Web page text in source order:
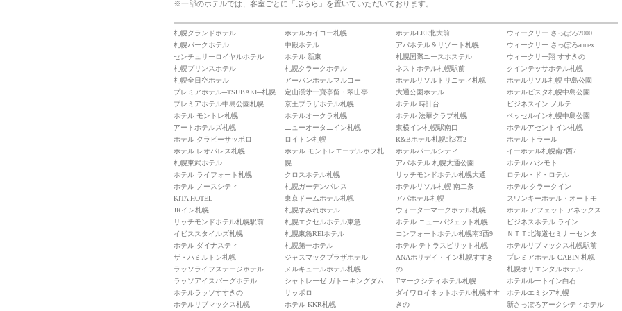
※一部のホテルでは、客室ごとに「ぶらら」を置いていただいております。
札幌グランドホテル
札幌パークホテル
センチュリーロイヤルホテル
札幌プリンスホテル
札幌全日空ホテル
プレミアホテル─TSUBAKI─札幌
プレミアホテル中島公園札幌
ホテル モントレ札幌
アートホテルズ札幌
ホテル クラビーサッポロ
ホテル レオパレス札幌
札幌東武ホテル
ホテル ライフォート札幌
ホテル ノースシティ
KITA HOTEL
JRイン札幌
リッチモンドホテル札幌駅前
イビススタイルズ札幌
ホテル ダイナスティ
ザ・ハミルトン札幌
ラッソライフステージホテル
ラッソアイスバーグホテル
ホテルラッソすすきの
ホテルリブマックス札幌
ホテルカイコー札幌
中殿ホテル
ホテル 新東
札幌クラークホテル
アーバンホテルマルコー
定山渓㐧一寶亭留・翠山亭
京王プラザホテル札幌
ホテルオークラ札幌
ニューオータニイン札幌
ロイトン札幌
ホテル モントレエーデルホフ札
幌
クロスホテル札幌
札幌ガーデンパレス
東京ドームホテル札幌
札幌すみれホテル
札幌エクセルホテル東急
札幌東急REIホテル
札幌第一ホテル
ジャスマックプラザホテル
メルキュールホテル札幌
シャトレーゼ ガトーキングダム
サッポロ
ホテル KKR札幌
ホテルLEE北大前
アパホテル＆リゾート札幌
札幌国際ユースホステル
ネストホテル札幌駅前
ホテルリソルトリニティ札幌
大通公園ホテル
ホテル 時計台
ホテル 法華クラブ札幌
東横イン札幌駅南口
R&Bホテル札幌北3西2
ホテルパールシティ
アパホテル 札幌大通公園
リッチモンドホテル札幌大通
ホテルリソル札幌 南二条
アパホテル札幌
ウォーターマークホテル札幌
ホテル ニューバジェット札幌
コンフォートホテル札幌南3西9
ホテル テトラスピリット札幌
ANAホリデイ・イン札幌すすき
の
Tマークシティホテル札幌
ダイワロイネットホテル札幌すす
きの
ウィークリー さっぽろ2000
ウィークリー さっぽろannex
ウィークリー翔 すすきの
クインテッサホテル札幌
ホテルリソル札幌 中島公園
ホテルビスタ札幌中島公園
ビジネスイン ノルテ
ベッセルイン札幌中島公園
ホテルアセントイン札幌
ホテル ドラール
イーホテル札幌南2西7
ホテル ハシモト
ロテル・ド・ロテル
ホテル クラークイン
スワンキーホテル・オートモ
ホテル アフェット アネックス
ビジネスホテル ライン
ＮＴＴ北海道セミナーセンタ
ホテルリブマックス札幌駅前
プレミアホテル-CABIN-札幌
札幌オリエンタルホテル
ホテルルートイン白石
ホテルエミシア札幌
新さっぽろアークシティホテル